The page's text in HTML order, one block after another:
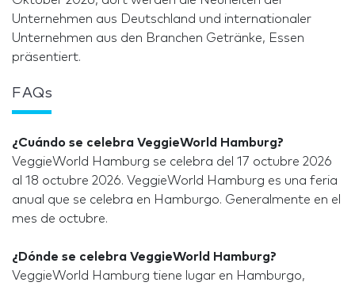
Unternehmen aus Deutschland und internationaler
Unternehmen aus den Branchen Getränke, Essen
präsentiert.
FAQs
¿Cuándo se celebra VeggieWorld Hamburg?
VeggieWorld Hamburg se celebra del 17 octubre 2026
al 18 octubre 2026. VeggieWorld Hamburg es una feria
anual que se celebra en Hamburgo. Generalmente en el
mes de octubre.
¿Dónde se celebra VeggieWorld Hamburg?
VeggieWorld Hamburg tiene lugar en Hamburgo,